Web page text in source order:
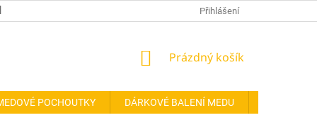
ODSTOUPENÍ OD SMLOUVY FORMULÁŘ PRO
Přihlášení
NÁKUPNÍ
Prázdný košík
POCHOUTKY DÁRKOVÉ BALENÍ MEDU